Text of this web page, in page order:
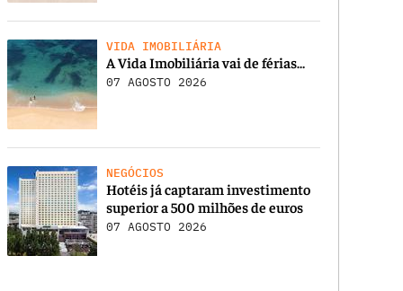
VIDA IMOBILIÁRIA
A Vida Imobiliária vai de férias…
07 AGOSTO 2026
NEGÓCIOS
Hotéis já captaram investimento
superior a 500 milhões de euros
07 AGOSTO 2026